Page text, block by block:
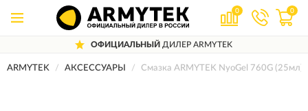
0 0
ОФИЦИАЛЬНЫЙ ДИЛЕР ARMYTEK
ARMYTEK АКСЕССУАРЫ Смазка ARMYTEK NyoGel 760G (25мл)